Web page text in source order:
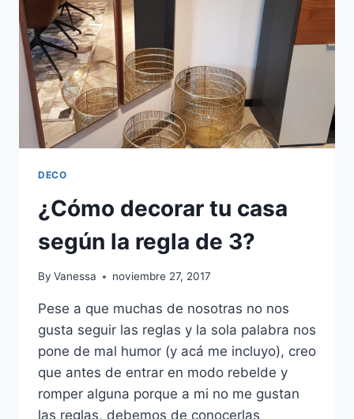
DECO
¿Cómo decorar tu casa
según la regla de 3?
By Vanessa noviembre 27, 2017
Pese a que muchas de nosotras no nos
gusta seguir las reglas y la sola palabra nos
pone de mal humor (y acá me incluyo), creo
que antes de entrar en modo rebelde y
romper alguna porque a mi no me gustan
las reglas, debemos de conocerlas